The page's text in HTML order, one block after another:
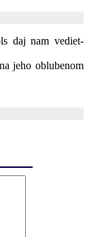
daj nam vediet-
jeho oblubenom